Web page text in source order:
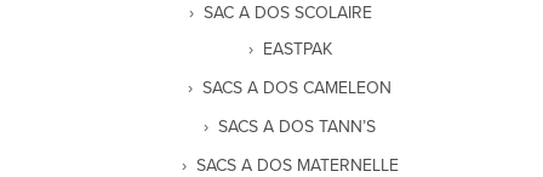
SAC A DOS SCOLAIRE
EASTPAK
SACS A DOS CAMELEON
SACS A DOS TANN’S
SACS A DOS MATERNELLE